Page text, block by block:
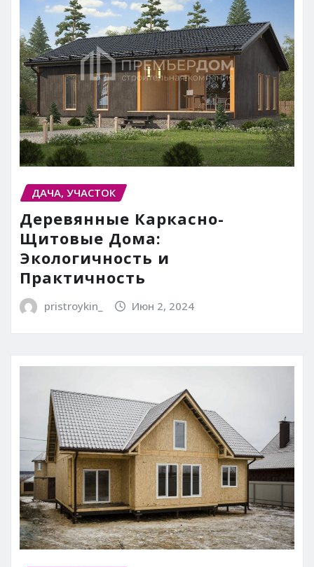
ДАЧА, УЧАСТОК
Деревянные Каркасно-
Щитовые Дома:
Экологичность и
Практичность
pristroykin_ Июн 2, 2024